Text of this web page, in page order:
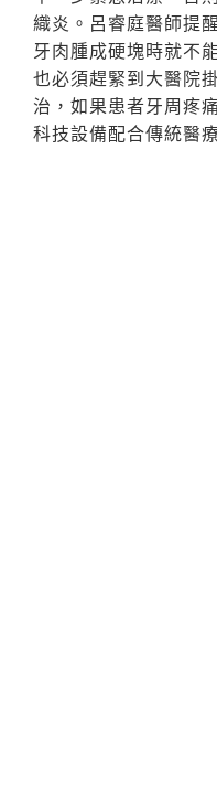
織炎。呂睿庭醫師提
牙肉腫成硬塊時就不
也必須趕緊到大醫院
治，如果患者牙周疼
科技設備配合傳統醫